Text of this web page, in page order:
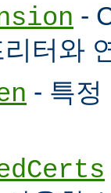
-
터와
- 특정